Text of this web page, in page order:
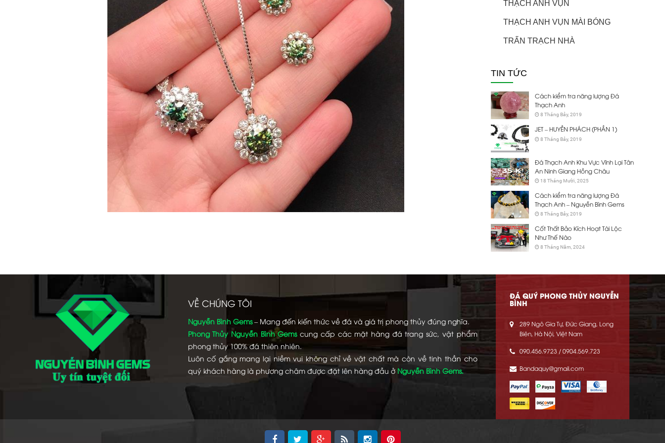
THẠCH ANH VỤN
THẠCH ANH VỤN MÀI BÓNG
TRẤN TRẠCH NHÀ
TIN TỨC
Cách kiểm tra năng lượng Đá
Thạch Anh
8 Tháng Bảy, 2019
JET – HUYỀN PHÁCH (PHẦN 1)
8 Tháng Bảy, 2019
Đá Thạch Anh Khu Vực Vĩnh Lại Tân
An Ninh Giang Hồng Châu
18 Tháng Mười, 2025
Cách kiểm tra năng lượng Đá
Thạch Anh – Nguyễn Bình Gems
8 Tháng Bảy, 2019
Cốt Thất Bảo Kích Hoạt Tài Lộc
Như Thế Nào
8 Tháng Năm, 2024
VỀ CHÚNG TÔI
Nguyễn Bình Gems– Mang đến kiến thức về đá và giá trị phong thủy đúng nghĩa.
Phong Thủy Nguyễn Bình Gemscung cấp các mặt hàng đá trang sức, vật phẩm
phong thủy 100% đá thiên nhiên.
Luôn cố gắng mang lại niềm vui không chỉ về vật chất mà còn về tinh thần cho
quý khách hàng là phương châm được đặt lên hàng đầu ở Nguyễn Bình Gems.
ĐÁ QUÝ PHONG THỦY NGUYỄN
BÌNH
289 Ngô Gia Tự, Đức Giang, Long
Biên, Hà Nội, Việt Nam
090.456.9723 / 0904.569.723
Bandaquy@gmail.com